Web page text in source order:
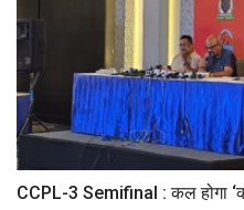
CCPL-3 Semifinal : कल होगा